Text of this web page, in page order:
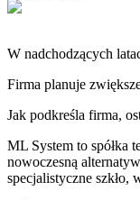
W nadchodzących
Firma planuje
Jak podkreśla firma,
ML System to spółka
nowoczesną
specjalistyczne szkło,